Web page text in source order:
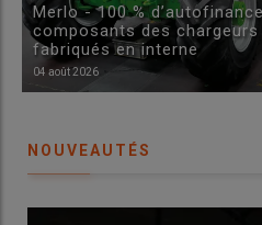
Merlo - 100 %
composants des
fabriqués en interne
04 août 2026
NOUVEAUTÉS